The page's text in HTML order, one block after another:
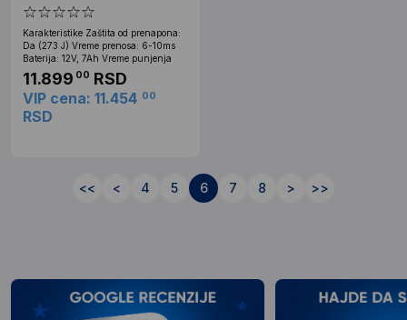
Karakteristike Zaštita od prenapona:
Da (273 J) Vreme prenosa: 6-10ms
Baterija: 12V, 7Ah Vreme punjenja
11.899 00 RSD
VIP cena: 11.454 00
RSD
<< < 4 5 6 7 8 > >>